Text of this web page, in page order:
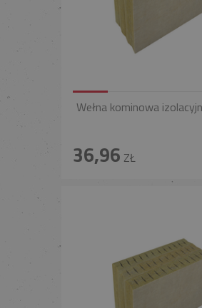
Wełna kominowa
36,96 ZŁ